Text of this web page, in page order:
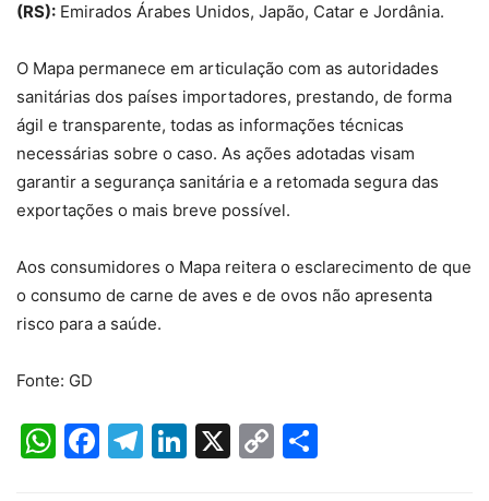
(RS): Emirados Árabes Unidos, Japão, Catar e Jordânia.
O Mapa permanece em articulação com as autoridades
sanitárias dos países importadores, prestando, de forma
ágil e transparente, todas as informações técnicas
necessárias sobre o caso. As ações adotadas visam
garantir a segurança sanitária e a retomada segura das
exportações o mais breve possível.
Aos consumidores o Mapa reitera o esclarecimento de que
o consumo de carne de aves e de ovos não apresenta
risco para a saúde.
Fonte: GD
WhatsApp
Facebook
Telegram
LinkedIn
X
Copy